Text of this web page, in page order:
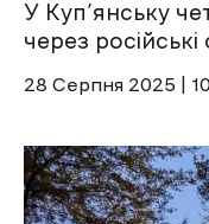
У Куп’янську
через російські
28 Cерпня 2025 |